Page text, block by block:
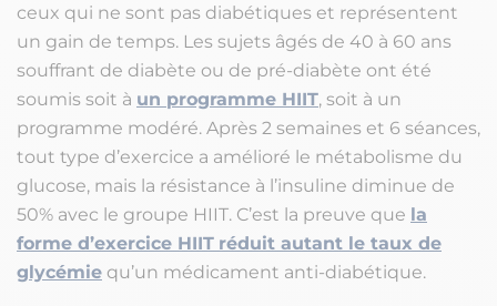
ceux qui ne sont pas diabétiques et représentent
un gain de temps. Les sujets âgés de 40 à 60 ans
souffrant de diabète ou de pré-diabète ont été
soumis soit à un programme HIIT, soit à un
programme modéré. Après 2 semaines et 6 séances,
tout type d’exercice a amélioré le métabolisme du
glucose, mais la résistance à l’insuline diminue de
50% avec le groupe HIIT. C’est la preuve que la
forme d’exercice HIIT réduit autant le taux de
glycémie qu’un médicament anti-diabétique.